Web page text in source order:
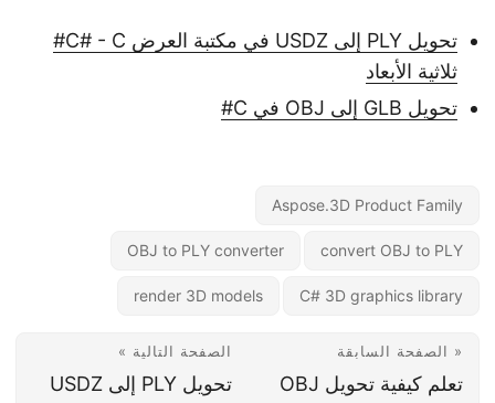
تحويل PLY إلى USDZ في مكتبة العرض C# - C#
ثلاثية الأبعاد
تحويل GLB إلى OBJ في C#
Aspose.3D Product Family
convert OBJ to PLY
OBJ to PLY converter
C# 3D graphics library
render 3D models
« الصفحة السابقة
تعلم كيفية تحويل OBJ
الصفحة التالية »
تحويل PLY إلى USDZ